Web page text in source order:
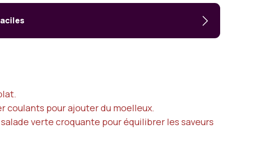
coulants pour ajouter du moelleux.
verte croquante pour équilibrer les saveurs